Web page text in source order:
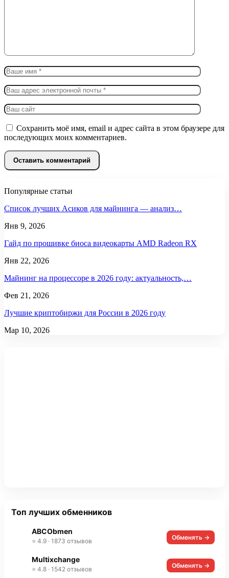
Сохранить моё имя, email и адрес сайта в этом браузере для
последующих моих комментариев.
Популярные статьи
Список лучших Асиков для майнинга — анализ…
Янв 9, 2026
Гайд по прошивке биоса видеокарты AMD Radeon RX
Янв 22, 2026
Майнинг на процессоре в 2026 году: актуальность,…
Фев 21, 2026
Лучшие криптобиржи для России в 2026 году
Мар 10, 2026
Топ лучших обменников
ABCObmen
⭐ 4.9 · 1873 отзывов Обменять →
Multixchange
⭐ 4.8 · 1542 отзывов Обменять →